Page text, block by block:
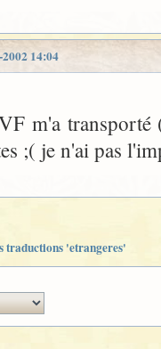
14:04
m'a transporté
;( je n'ai pas
traductions 'etrangeres'